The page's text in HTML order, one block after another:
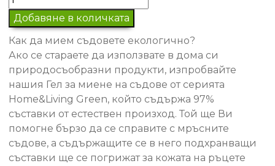
за
Гел
за
миене
на
съдове
-
с
дизайнерска
помпа
Добавяне в количката
Как да мием съдовете екологично?
Ако се стараете да използвате в дома си
природосъобразни продукти, изпробвайте
нашия Гел за миене на съдове от серията
Home&Living Green, който съдържа 97%
съставки от естествен произход. Той ще Ви
помогне бързо да се справите с мръсните
съдове, а съдържащите се в него подхранващи
съставки ще се погрижат за кожата на ръцете